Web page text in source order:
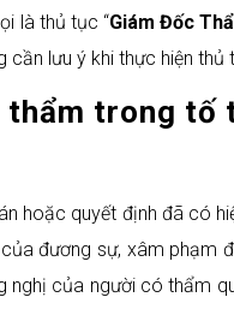
là thủ tục “Giám Đốc
lưu ý khi thực hiện thủ
trong tố
hoặc quyết định đã có
đương sự, xâm
nghị của người có thẩm